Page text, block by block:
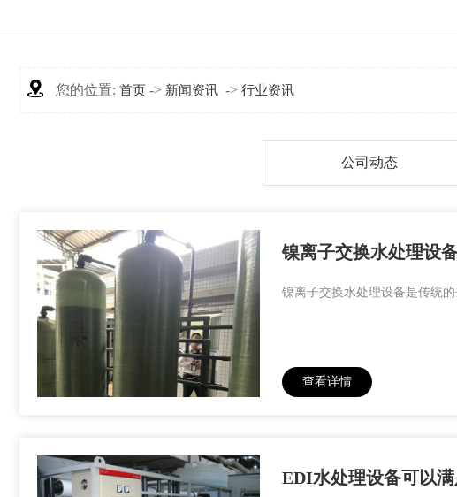
您的位置: 首页 -> 新闻资讯 -> 行业资讯
公司动态
镍离子交换水处理设
镍离子交换水处理设备是传统
查看详情
EDI水处理设备可以